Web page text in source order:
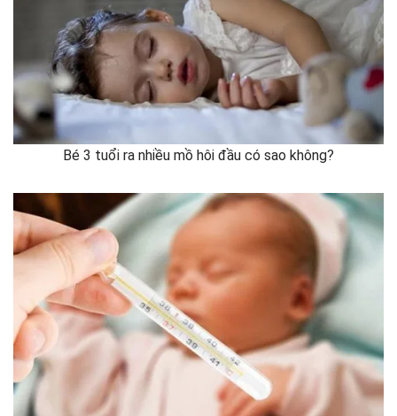
Bé 3 tuổi ra nhiều mồ hôi đầu có sao không?